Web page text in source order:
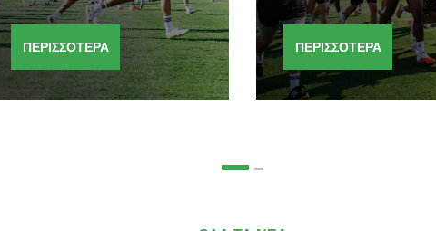
ΠΕΡΙΣΣΟΤΕΡΑ ΠΕΡΙΣΣΟΤΕΡΑ